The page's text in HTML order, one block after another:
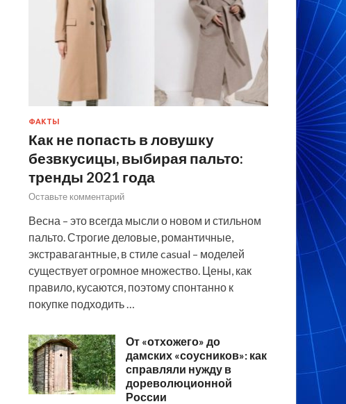
ФАКТЫ
Как не попасть в ловушку
безвкусицы, выбирая пальто:
тренды 2021 года
Оставьте комментарий
Весна – это всегда мысли о новом и стильном
пальто. Строгие деловые, романтичные,
экстравагантные, в стиле casual – моделей
существует огромное множество. Цены, как
правило, кусаются, поэтому спонтанно к
покупке подходить …
От «отхожего» до
дамских «соусников»: как
справляли нужду в
дореволюционной
России